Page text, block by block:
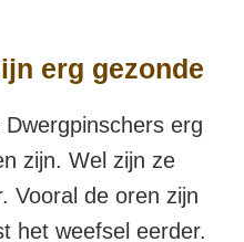
erg gezonde
erg
zijn. Wel zijn ze
Vooral de oren zijn
het weefsel eerder.